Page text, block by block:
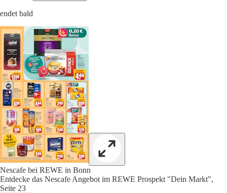
endet bald
Nescafe bei REWE in Bonn
Entdecke das Nescafe Angebot im REWE Prospekt "Dein Markt",
Seite 23